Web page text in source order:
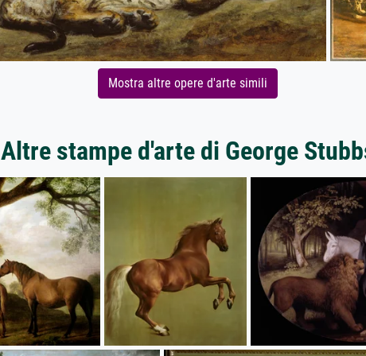
Mostra altre opere d'arte simili
Altre stampe d'arte di George